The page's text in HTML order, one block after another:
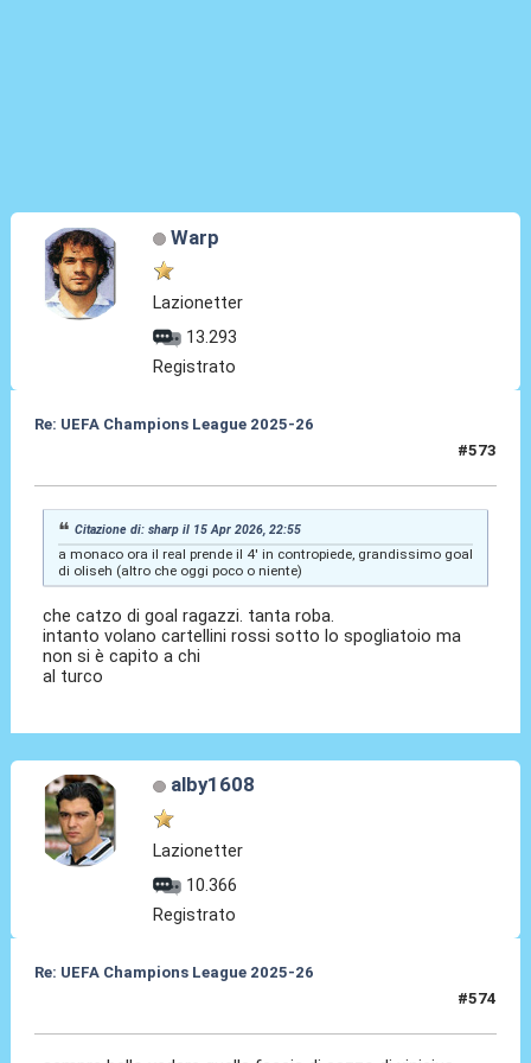
Warp
Lazionetter
13.293
Registrato
Re: UEFA Champions League 2025-26
#573
Citazione di: sharp il 15 Apr 2026, 22:55
a monaco ora il real prende il 4' in contropiede, grandissimo goal
di oliseh (altro che oggi poco o niente)
che catzo di goal ragazzi. tanta roba.
intanto volano cartellini rossi sotto lo spogliatoio ma
non si è capito a chi
al turco
alby1608
Lazionetter
10.366
Registrato
Re: UEFA Champions League 2025-26
#574